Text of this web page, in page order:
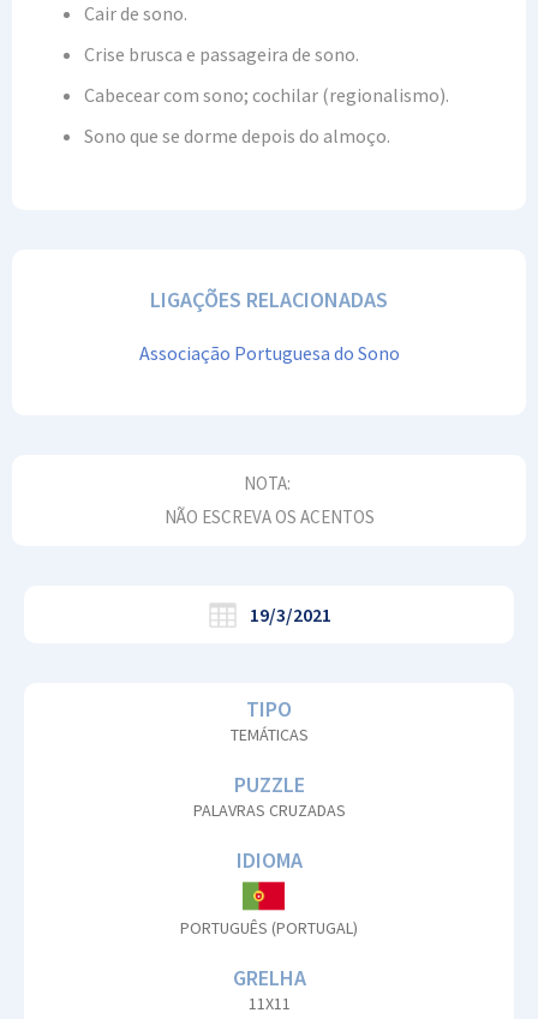
Cair de sono.
Crise brusca e passageira de sono.
Cabecear com sono; cochilar (regionalismo).
Sono que se dorme depois do almoço.
LIGAÇÕES RELACIONADAS
Associação Portuguesa do Sono
NOTA:
NÃO ESCREVA OS ACENTOS
19/3/2021
TIPO
TEMÁTICAS
PUZZLE
PALAVRAS CRUZADAS
IDIOMA
PORTUGUÊS (PORTUGAL)
GRELHA
11X11